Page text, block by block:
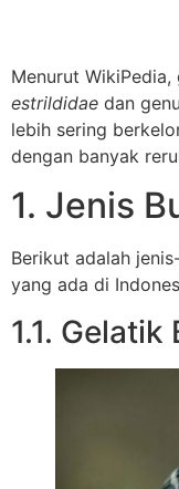
Menurut
estrildidae dan
lebih sering
dengan banyak
1. Jenis
Berikut adalah
yang ada di
1.1. Gelatik